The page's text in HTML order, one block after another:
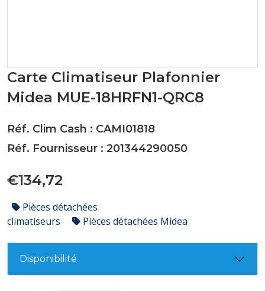
Carte Climatiseur Plafonnier
Midea MUE-18HRFN1-QRC8
Réf. Clim Cash : CAMI01818
Réf. Fournisseur : 201344290050
€134,72
Pièces détachées
climatiseurs
Pièces détachées Midea
Disponibilité